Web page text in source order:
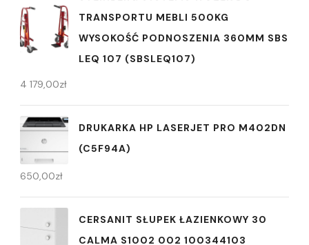
TRANSPORTU MEBLI 500KG
WYSOKOŚĆ PODNOSZENIA 360MM SBS
LEQ 107 (SBSLEQ107)
4 179,00zł
DRUKARKA HP LASERJET PRO M402DN
(C5F94A)
650,00zł
CERSANIT SŁUPEK ŁAZIENKOWY 30
CALMA S1002 002 100344103